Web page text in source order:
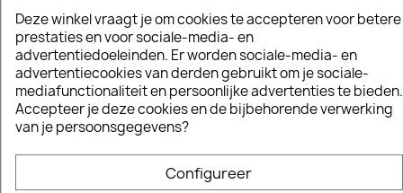
Het palmstuk is afgewerkt met natuurrubber met een
ruwe textuur, wat zorgt voor maximale grip en
beweeglijkheid.
Productdetails
Vergelijkbare en betere producten
Deze winkel vraagt je om cookies te accepteren voor betere
prestaties en voor sociale-media- en
advertentiedoeleinden. Er worden sociale-media- en
advertentiecookies van derden gebruikt om je sociale-
mediafunctionaliteit en persoonlijke advertenties te bieden.
Accepteer je deze cookies en de bijbehorende verwerking
van je persoonsgegevens?
Configureer